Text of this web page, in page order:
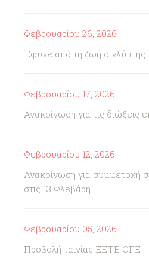
Φεβρουαρίου 26, 2026
Έφυγε από τη ζωή ο γλύπτης
Φεβρουαρίου 17, 2026
Ανακοίνωση για τις διώξεις
Φεβρουαρίου 12, 2026
Ανακοίνωση για συμμετοχή
στις 13 Φλεβάρη
Φεβρουαρίου 05, 2026
Προβολή ταινίας ΕΕΤΕ ΟΓΕ